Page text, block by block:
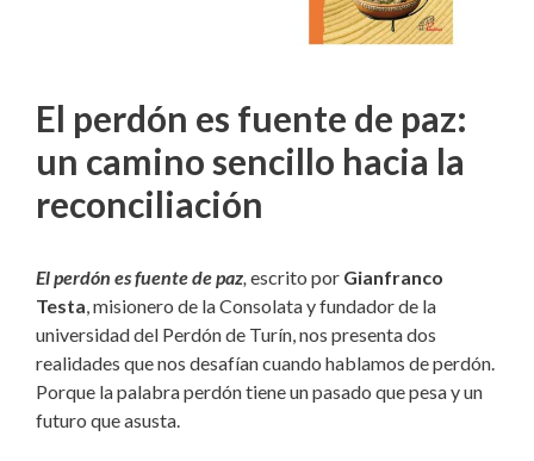
El perdón es fuente de paz:
un camino sencillo hacia la
reconciliación
El perdón es fuente de paz escrito por Gianfranco
Testa , misionero de la Consolata y fundador de la
universidad del Perdón de Turín, nos presenta dos
realidades que nos desafían cuando hablamos de perdón.
Porque la palabra perdón tiene un pasado que pesa y un
futuro que asusta.